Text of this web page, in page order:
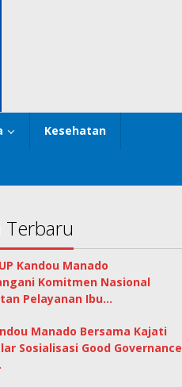
Kesehatan
Terbaru
Kandou Manado
Komitmen Nasional
Pelayanan Ibu…
Manado Bersama Kajati
Sosialisasi Good Governance